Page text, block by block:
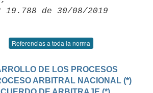
Referencias a toda la norma
DE LOS PROCESOS
ARBITRAL NACIONAL (*)